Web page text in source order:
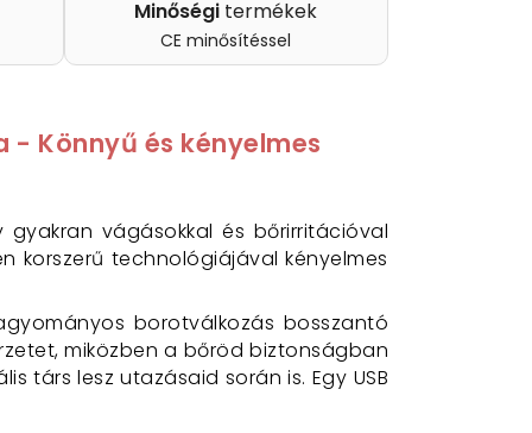
Minőségi termékek
CE minősítéssel
- Könnyű és kényelmes
vágásokkal és bőrirritációval
korszerű technológiájával kényelmes
borotválkozás bosszantó
miközben a bőröd biztonságban
társ lesz utazásaid során is. Egy USB